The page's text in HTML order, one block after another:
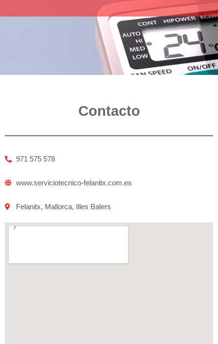
Contacto
971 575 578
www.serviciotecnico-felanitx.com.es
Felanitx, Mallorca, Illes Balers